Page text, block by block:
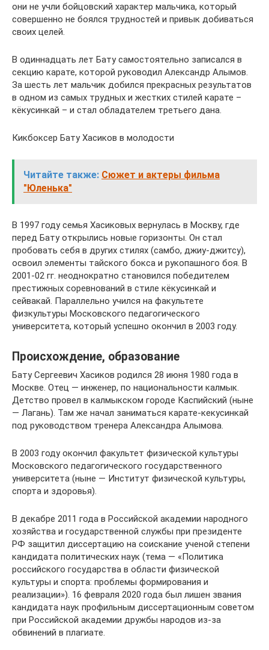
они не учли бойцовский характер мальчика, который
совершенно не боялся трудностей и привык добиваться
своих целей.
В одиннадцать лет Бату самостоятельно записался в
секцию карате, которой руководил Александр Алымов.
За шесть лет мальчик добился прекрасных результатов
в одном из самых трудных и жестких стилей карате –
кёкусинкай – и стал обладателем третьего дана.
Кикбоксер Бату Хасиков в молодости
Читайте также: Сюжет и актеры фильма
"Юленька"
В 1997 году семья Хасиковых вернулась в Москву, где
перед Бату открылись новые горизонты. Он стал
пробовать себя в других стилях (самбо, джиу-джитсу),
освоил элементы тайского бокса и рукопашного боя. В
2001-02 гг. неоднократно становился победителем
престижных соревнований в стиле кёкусинкай и
сейвакай. Параллельно учился на факультете
физкультуры Московского педагогического
университета, который успешно окончил в 2003 году.
Происхождение, образование
Бату Сергеевич Хасиков родился 28 июня 1980 года в
Москве. Отец — инженер, по национальности калмык.
Детство провел в калмыкском городе Каспийский (ныне
— Лагань). Там же начал заниматься карате-кекусинкай
под руководством тренера Александра Алымова.
В 2003 году окончил факультет физической культуры
Московского педагогического государственного
университета (ныне — Институт физической культуры,
спорта и здоровья).
В декабре 2011 года в Российской академии народного
хозяйства и государственной службы при президенте
РФ защитил диссертацию на соискание ученой степени
кандидата политических наук (тема — «Политика
российского государства в области физической
культуры и спорта: проблемы формирования и
реализации»). 16 февраля 2020 года был лишен звания
кандидата наук профильным диссертационным советом
при Российской академии дружбы народов из-за
обвинений в плагиате.